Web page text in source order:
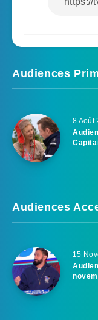
Audiences
8 Août
Audiences
15